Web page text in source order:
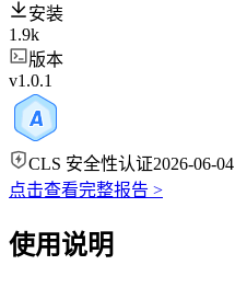
安装
1.9k
版本
v1.0.1
CLS 安全性认证2026-06-04
点击查看完整报告 >
使用说明